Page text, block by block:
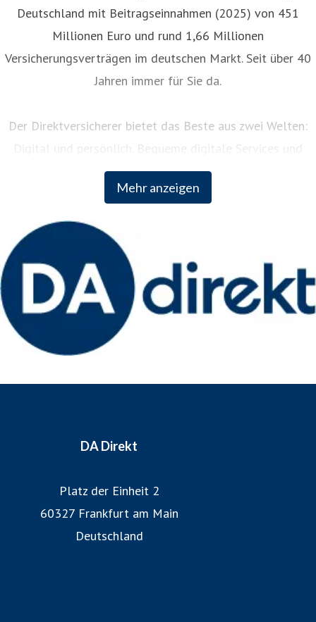
Mehr anzeigen
Deutschland mit Beitragseinnahmen (2025) von 451
Millionen Euro und rund 1,66 Millionen
Versicherungsverträgen im deutschen Markt. Seit über 40
Jahren immer für Sie da.
Der Direktversicherer bietet das Beste aus zwei Welten:
Digital und persönlich. Bequeme digitale Services und
persönliche Unterstützung rund um die Uhr. Als Teil der
weltweit erfolgreichen Zurich Insurance Group kombiniert
Vordenken der internationalen Unternehmensgruppe.
Weitere Informationen: www.da-direkt.de
DA Direkt
Platz der Einheit 2
60327 Frankfurt am Main
Deutschland